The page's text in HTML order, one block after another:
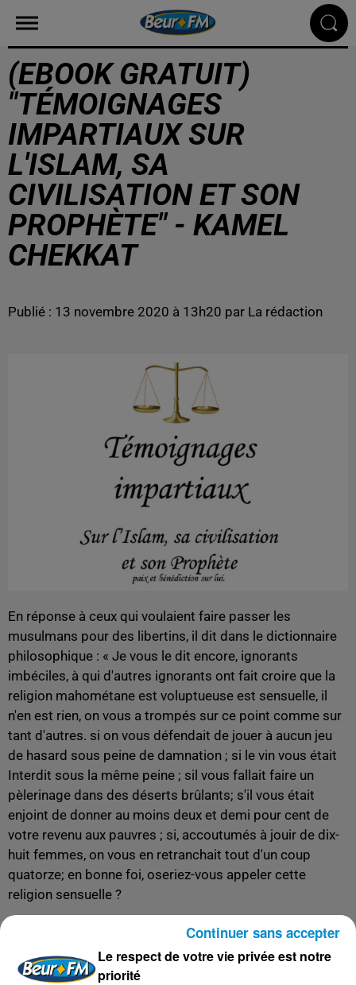
(EBOOK GRATUIT)
"TÉMOIGNAGES
IMPARTIAUX SUR
L'ISLAM, SA
CIVILISATION ET SON
PROPHÈTE" - KAMEL
CHEKKAT
Publié : 13 novembre 2020 à 13h20 par La rédaction
En réponse à ceux qui voulaient faire passer les
musulmans pour des libertins, il dit dans le dictionnaire
philosophique : « Je vous le dit encore, ignorants
imbéciles, à qui d'autres ignorants ont fait croire que la
religion mahométane est voluptueuse est sensuelle, il
n'en est rien, on vous a trompés sur ce point comme sur
tant d'autres. si on vous défendait de jouer à aucun jeu
de hasard sous peine de damnation ; si le vin vous était
Interdit sous la même peine ; sil vous fallait faire un
pèlerinage dans des déserts brûlants; s'il vous était
enjoint de donner au moins deux et demi pour cent de
votre revenu aux pauvres ; si, accoutumés à jouir de dix-
huit femmes, on vous en retranchait tout d'un coup
quatorze; en bonne foi, oseriez-vous appeler cette
religion sensuelle ?
>> Télécharger gratuitement "Témoignages impartiaux"
Le respect de votre vie privée est notre
priorité
Continuer sans accepter